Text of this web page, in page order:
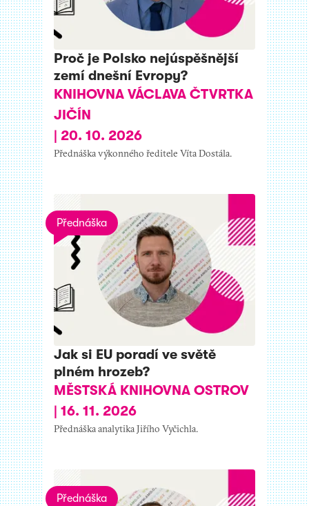
Proč je Polsko nejúspěšnější
zemí dnešní Evropy?
KNIHOVNA VÁCLAVA ČTVRTKA
JIČÍN
| 20. 10. 2026
Přednáška výkonného ředitele Víta Dostála.
Přednáška
Jak si EU poradí ve světě
plném hrozeb?
MĚSTSKÁ KNIHOVNA OSTROV
| 16. 11. 2026
Přednáška analytika Jiřího Vyčichla.
Přednáška